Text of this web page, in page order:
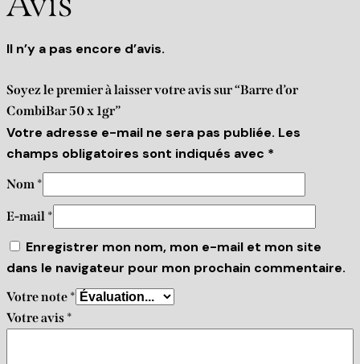
Il n’y a pas encore d’avis.
Soyez le premier à laisser votre avis sur “Barre d’or
CombiBar 50 x 1gr”
Votre adresse e-mail ne sera pas publiée. Les
champs obligatoires sont indiqués avec *
Nom *
E-mail *
Enregistrer mon nom, mon e-mail et mon site
dans le navigateur pour mon prochain commentaire.
Votre note *
Votre avis *